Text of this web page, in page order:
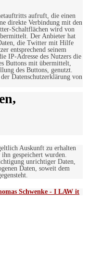
aufruft, die einen
direkte Verbindung mit den
Schaltflächen wird von
Der Anbieter hat
die Twitter mit Hilfe
entsprechend seinem
IP-Adresse des Nutzers die
Buttons mit übermittelt,
des Buttons, genutzt.
Datenschutzerklärung von
Auskunft zu erhalten
gespeichert wurden.
unrichtiger Daten,
Daten, soweit dem
Schwenke - I LAW it